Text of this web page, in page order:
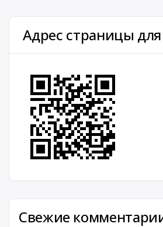
Адрес страницы
Свежие